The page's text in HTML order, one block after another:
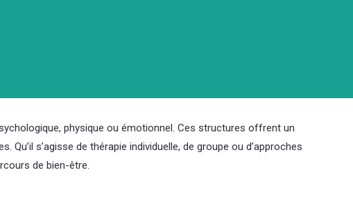
physique ou émotionnel. Ces structures offrent un
s’agisse de thérapie individuelle, de groupe ou d’approches
de bien-être.